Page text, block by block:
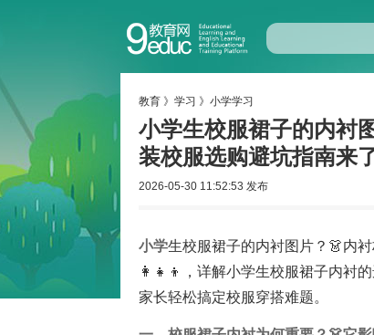
教育 》 学习 》 小学学习
小学生校服裙子的内衬
装校服选购避坑指南来
2026-05-30 11:52:53 发布
小学生校服裙子的内衬图片？👗内
👩‍👧‍👦，详解小学生校服裙子内衬
家长轻松搞定校服穿搭难题。